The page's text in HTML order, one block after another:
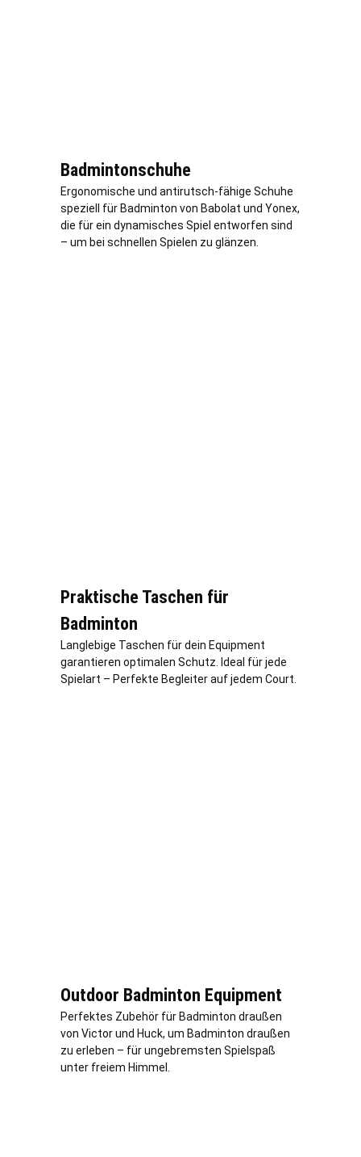
Badmintonschuhe
Ergonomische und antirutsch-fähige Schuhe
speziell für Badminton von Babolat und Yonex,
die für ein dynamisches Spiel entworfen sind
– um bei schnellen Spielen zu glänzen.
Praktische Taschen für
Badminton
Langlebige Taschen für dein Equipment
garantieren optimalen Schutz. Ideal für jede
Spielart – Perfekte Begleiter auf jedem Court.
Outdoor Badminton Equipment
Perfektes Zubehör für Badminton draußen
von Victor und Huck, um Badminton draußen
zu erleben – für ungebremsten Spielspaß
unter freiem Himmel.